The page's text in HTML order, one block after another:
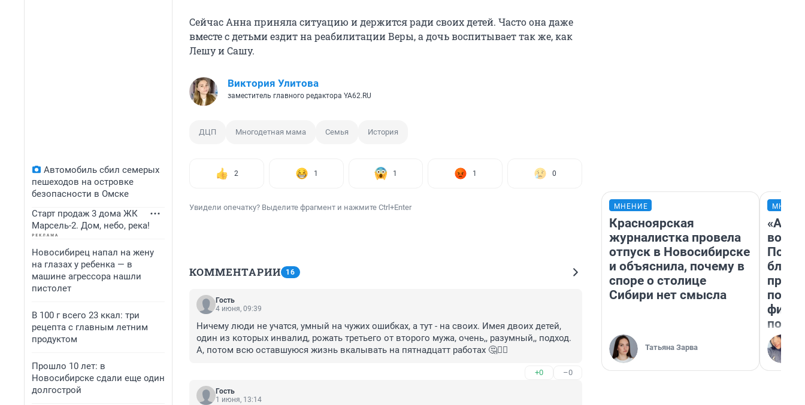
Автомобиль сбил семерых
пешеходов на островке
безопасности в Омске
Старт продаж 3 дома ЖК
Марсель-2. Дом, небо, река!
Новосибирец напал на жену
на глазах у ребенка — в
машине агрессора нашли
пистолет
В 100 г всего 23 ккал: три
рецепта с главным летним
продуктом
Прошло 10 лет: в
Новосибирске сдали еще один
долгострой
Сейчас Анна приняла ситуацию и держится ради своих детей. Часто она даже
вместе с детьми ездит на реабилитации Веры, а дочь воспитывает так же, как
Лешу и Сашу.
Виктория Улитова
заместитель главного редактора YA62.RU
ДЦП Многодетная мама Семья История
2 1 1 1 0
Увидели опечатку? Выделите фрагмент и нажмите Ctrl+Enter
КОММЕНТАРИИ 16
Гость
4 июня, 09:39
Ничему люди не учатся, умный на чужих ошибках, а тут - на своих. Имея двоих детей,
один из которых инвалид, рожать третьего от второго мужа, очень,, разумный,, подход.
А, потом всю оставшуюся жизнь вкалывать на пятнадцатт работах 🤔🤦‍♂️
+0 –0
Гость
1 июня, 13:14
МНЕНИЕ
Красноярская
журналистка провела
отпуск в Новосибирске
и объяснила, почему в
споре о столице
Сибири нет смысла
Татьяна Зарва
вот